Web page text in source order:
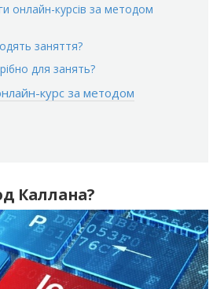
онлайн-курсів за методом
заняття?
для занять?
курс за методом
Каллана?